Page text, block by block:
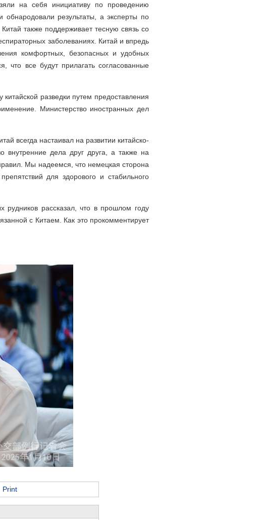
на себя инициативу по проведению
результаты, а эксперты по
также поддерживает тесную связь со
заболеваниях. Китай и впредь
комфортных, безопасных и удобных
что все будут прилагать согласованные
разведки путем предоставления
Министерство иностранных дел
всегда настаивал на развитии китайско-
внутренние дела друг друга, а также на
Мы надеемся, что немецкая сторона
для здорового и стабильного
рудников рассказал, что в прошлом году
с Китаем. Как это прокомментирует
Print